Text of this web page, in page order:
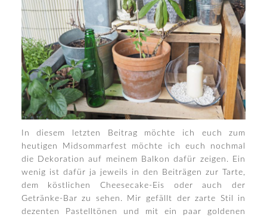
In diesem letzten Beitrag möchte ich euch zum
heutigen Midsommarfest möchte ich euch nochmal
die Dekoration auf meinem Balkon dafür zeigen. Ein
wenig ist dafür ja jeweils in den Beiträgen zur Tarte,
dem köstlichen Cheesecake-Eis oder auch der
Getränke-Bar zu sehen. Mir gefällt der zarte Stil in
dezenten Pastelltönen und mit ein paar goldenen